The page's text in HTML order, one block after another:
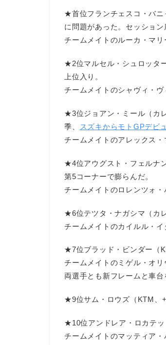
★首位フランチェスコ・バニ
に問題があった。セッション
チームメイトのルーカ・マ
★2位マルセル・シュロッタ
上位入り。
チームメイトのシャヴィ・ヴ
★3位ジョアン・ミール（カ
季、
スズキからモトGPデビ
チームメイトのアレックス
★4位アウグスト・フェルナ
第5コーナーで膨らんだ。
チームメイトのロレンツォ
★6位テツタ・ナガシマ（カ
チームメイトのカイルル・イ
★7位ブラッド・ビンダー（
チームメイトのミゲル・オ
両選手とも新フレームと車台
★9位サム・ロウズ（KTM、
★10位アンドレア・ロカテッ
チームメイトのマッティア・